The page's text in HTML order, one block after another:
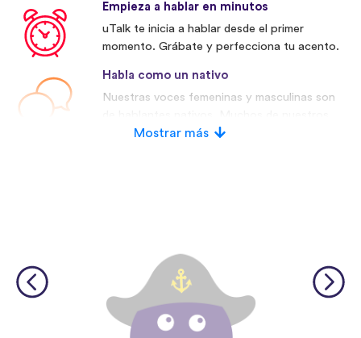
Empieza a hablar en minutos
uTalk te inicia a hablar desde el primer
momento. Grábate y perfecciona tu acento.
Habla como un nativo
Nuestras voces femeninas y masculinas son
competidores utilizan voces artificiales.
Mostrar más